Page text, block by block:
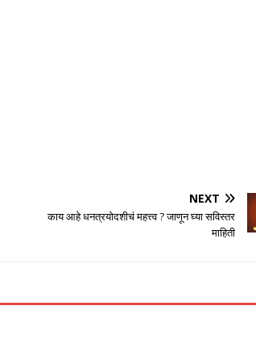
NEXT
काय आहे धनत्रयोदशीचं महत्त्व ? जाणून घ्या सविस्तर
माहिती